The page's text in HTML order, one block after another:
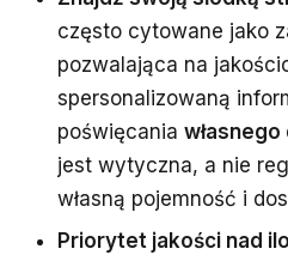
często cytowane jako
pozwalająca na
spersonalizowaną
poświęcania
jest wytyczna, a nie
własną pojemność i
Priorytet jakości nad